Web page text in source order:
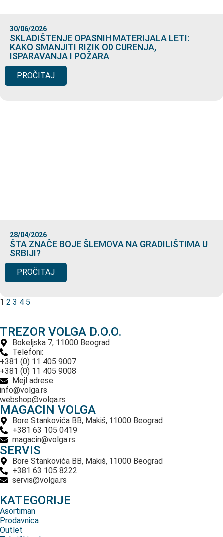
30/06/2026
SKLADIŠTENJE OPASNIH MATERIJALA LETI:
KAKO SMANJITI RIZIK OD CURENJA,
ISPARAVANJA I POŽARA
PROČITAJ
28/04/2026
ŠTA ZNAČE BOJE ŠLEMOVA NA GRADILIŠTIMA U
SRBIJI?
PROČITAJ
1 2 3 4 5
TREZOR VOLGA D.O.O.
Bokeljska 7, 11000 Beograd
Telefoni:
+381 (0) 11 405 9007
+381 (0) 11 405 9008
Mejl adrese:
info@volga.rs
webshop@volga.rs
MAGACIN VOLGA
Bore Stankovića BB, Makiš, 11000 Beograd
+381 63 105 0419
magacin@volga.rs
SERVIS
Bore Stankovića BB, Makiš, 11000 Beograd
+381 63 105 8222
servis@volga.rs
KATEGORIJE
Asortiman
Prodavnica
Outlet